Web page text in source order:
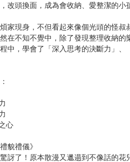
改頭換面，成為會收納、愛整潔的小
家現身，不但看起來像個光頭的怪
在不知不覺中，除了發現整理收納
中，學會了「深入思考的決斷力」
心
貌禮儀》
訝了！原本散漫又邋遢到不像話的花